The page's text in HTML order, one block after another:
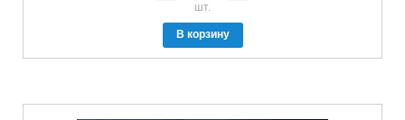
шт.
В корзину